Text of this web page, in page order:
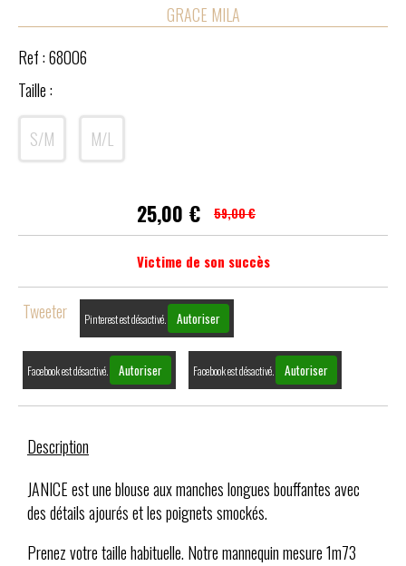
GRACE MILA
Ref :68006
Taille :
S/M M/L
25,00 € 59,00 €
Victime de son succès
Tweeter Pinterest est désactivé. Autoriser
Facebook est désactivé. Autoriser Facebook est désactivé. Autoriser
Description
JANICE est une blouse aux manches longues bouffantes avec
des détails ajourés et les poignets smockés.
Prenez votre taille habituelle. Notre mannequin mesure 1m73